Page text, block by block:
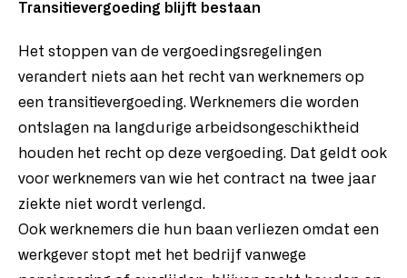
Transitievergoeding blijft bestaan
Het stoppen van de vergoedingsregelingen
verandert niets aan het recht van werknemers op
een transitievergoeding. Werknemers die worden
ontslagen na langdurige arbeidsongeschiktheid
houden het recht op deze vergoeding. Dat geldt ook
voor werknemers van wie het contract na twee jaar
ziekte niet wordt verlengd.
Ook werknemers die hun baan verliezen omdat een
werkgever stopt met het bedrijf vanwege